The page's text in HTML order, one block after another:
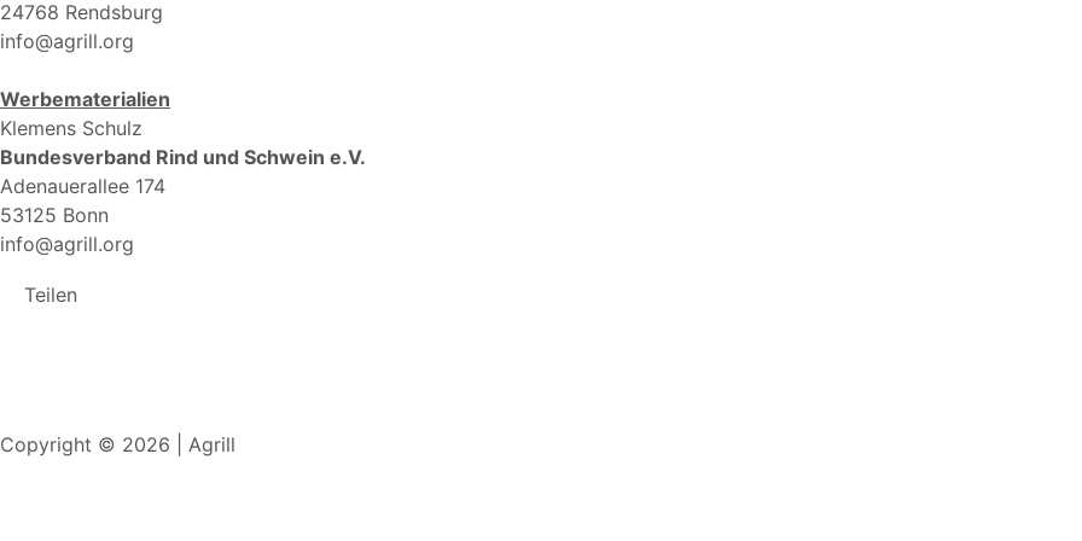
24768 Rendsburg
info@agrill.org
Werbematerialien
Klemens Schulz
Bundesverband Rind und Schwein e.V.
Adenauerallee 174
53125 Bonn
info@agrill.org
Teilen
Copyright © 2026 | Agrill